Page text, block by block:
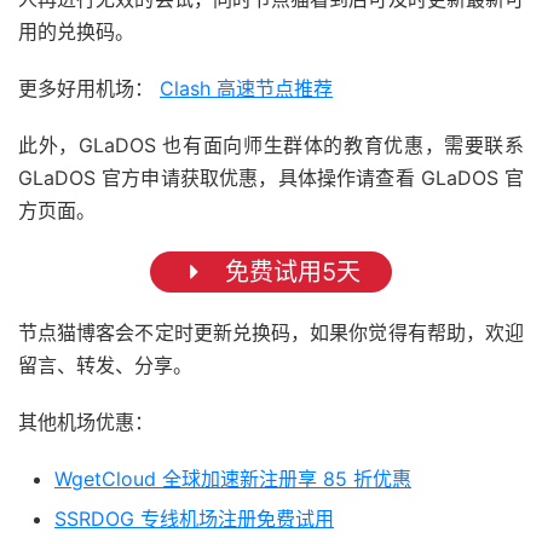
用的兑换码。
更多好用机场： Clash 高速节点推荐
此外，GLaDOS 也有面向师生群体的教育优惠，需要联系
GLaDOS 官方申请获取优惠，具体操作请查看 GLaDOS 官
方页面。
免费试用5天
节点猫博客会不定时更新兑换码，如果你觉得有帮助，欢迎
留言、转发、分享。
其他机场优惠：
WgetCloud 全球加速新注册享 85 折优惠
SSRDOG 专线机场注册免费试用